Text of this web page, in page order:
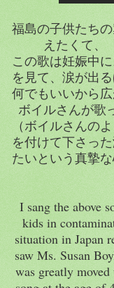
福島の子供たち
えたくて、
この歌は妊娠中
を見て、涙が出
何でもいいから
ボイルさんが歌
（ボイルさんの
を付けて下さっ
たいという真摯
I sang the above
kids in
situation in Japan
saw Ms. Susan
was greatly